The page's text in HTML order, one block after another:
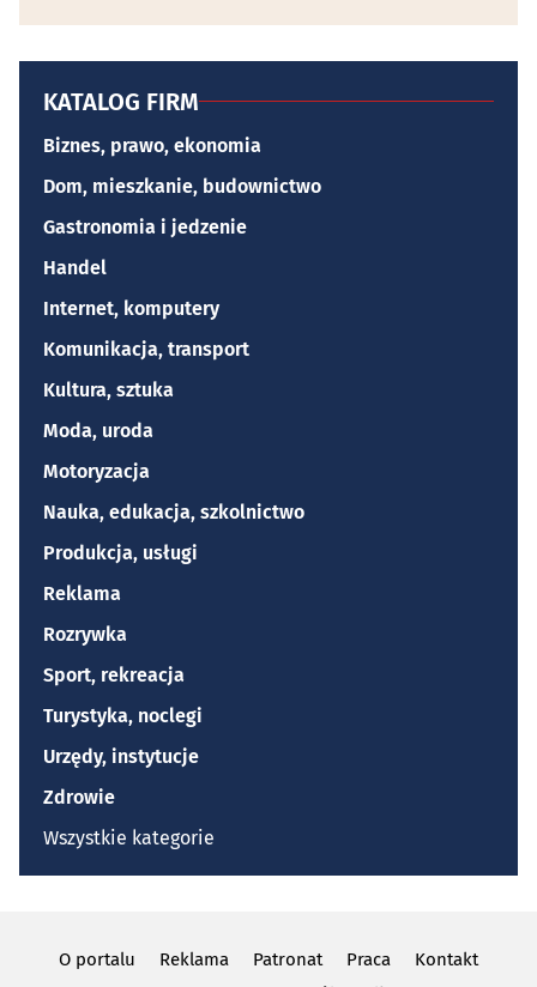
KATALOG FIRM
Biznes, prawo, ekonomia
Dom, mieszkanie, budownictwo
Gastronomia i jedzenie
Handel
Internet, komputery
Komunikacja, transport
Kultura, sztuka
Moda, uroda
Motoryzacja
Nauka, edukacja, szkolnictwo
Produkcja, usługi
Reklama
Rozrywka
Sport, rekreacja
Turystyka, noclegi
Urzędy, instytucje
Zdrowie
Wszystkie kategorie
O portalu Reklama Patronat Praca
Kontakt